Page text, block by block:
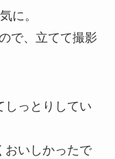
に。
で、立てて撮影
しっとりしてい
おいしかったで